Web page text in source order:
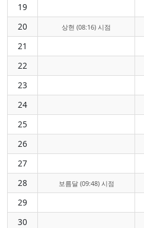
19
20 상현 (08:16) 시점
21
22
23
24
25
26
27
28
보름달 (09:48) 시점
29
30